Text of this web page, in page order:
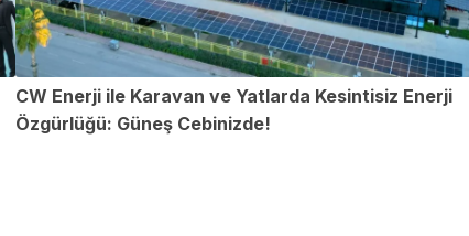
CW Enerji ile Karavan ve Yatlarda Kesintisiz Enerji
Özgürlüğü: Güneş Cebinizde!